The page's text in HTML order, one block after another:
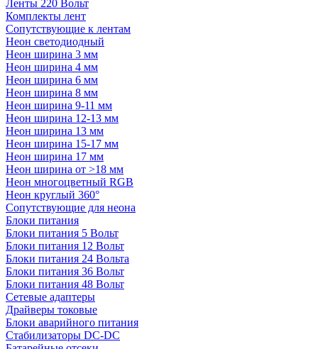
Ленты 220 Вольт
Комплекты лент
Сопутствующие к лентам
Неон светодиодный
Неон ширина 3 мм
Неон ширина 4 мм
Неон ширина 6 мм
Неон ширина 8 мм
Неон ширина 9-11 мм
Неон ширина 12-13 мм
Неон ширина 13 мм
Неон ширина 15-17 мм
Неон ширина 17 мм
Неон ширина от >18 мм
Неон многоцветный RGB
Неон круглый 360°
Сопутствующие для неона
Блоки питания
Блоки питания 5 Вольт
Блоки питания 12 Вольт
Блоки питания 24 Вольта
Блоки питания 36 Вольт
Блоки питания 48 Вольт
Сетевые адаптеры
Драйверы токовые
Блоки аварийного питания
Стабилизаторы DC-DC